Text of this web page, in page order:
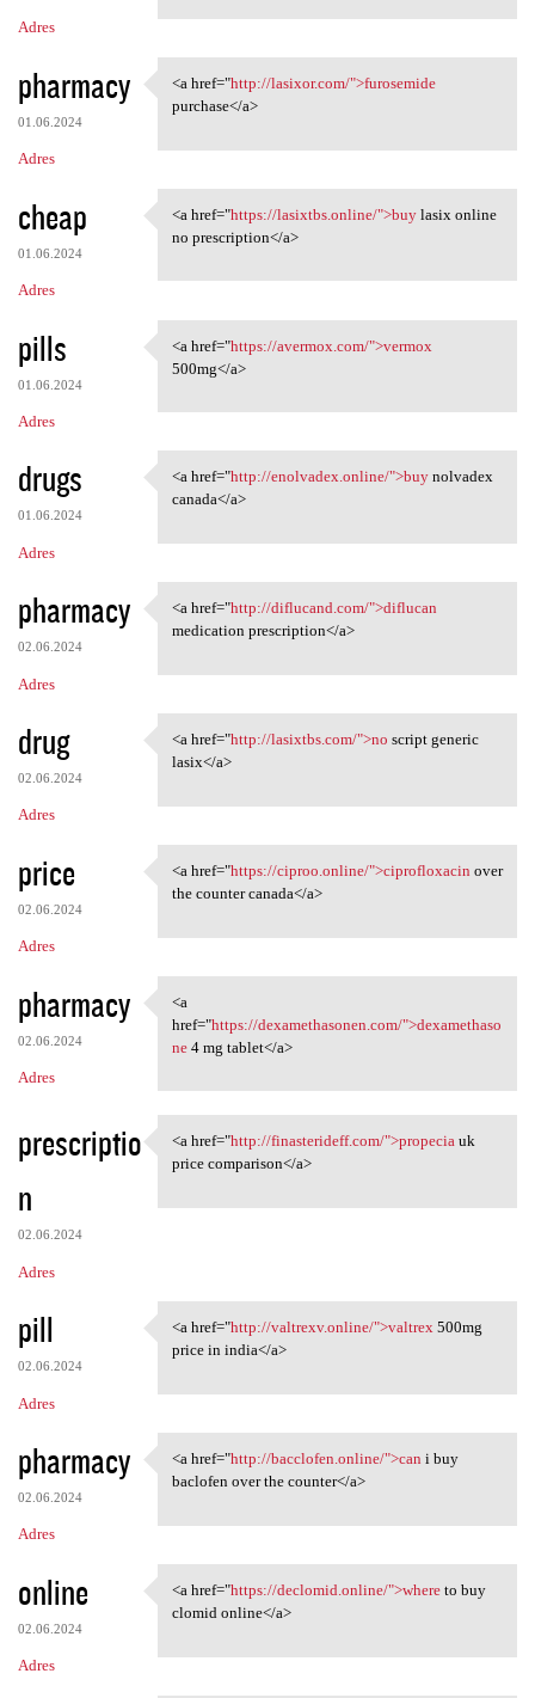
Adres
pharmacy
01.06.2024
Adres
<a href="http://lasixor.com/"
<a href="http://lasixor.com/">furosemide
purchase</a>
cheap
01.06.2024
Adres
<a href="https://lasixtbs
<a href="https://lasixtbs.online/">buylasix online
no prescription</a>
pills
01.06.2024
Adres
<a href="https://avermox.com/
<a href="https://avermox.com/">vermox
500mg</a>
drugs
01.06.2024
Adres
<a href="http://enolvadex
<a href="http://enolvadex.online/">buynolvadex
canada</a>
pharmacy
02.06.2024
Adres
<a href="http://diflucand.com
<a href="http://diflucand.com/">diflucan
medication prescription</a>
drug
02.06.2024
Adres
<a href="http://lasixtbs.com/
<a href="http://lasixtbs.com/">no script generic
lasix</a>
price
02.06.2024
Adres
<a href="https://ciproo
<a href="https://ciproo.online/">ciprofloxacin over
the counter canada</a>
pharmacy
02.06.2024
Adres
<a href="https:/
<a
href="https://dexamethasonen.com/">dexamethaso
ne4 mg tablet</a>
prescriptio
n
02.06.2024
Adres
<a href="http://finasterideff
<a href="http://finasterideff.com/">propeciauk
price comparison</a>
pill
02.06.2024
Adres
<a href="http://valtrexv
<a href="http://valtrexv.online/">valtrex500mg
price in india</a>
pharmacy
02.06.2024
Adres
<a href="http://bacclofen
<a href="http://bacclofen.online/">can i buy
baclofen over the counter</a>
online
02.06.2024
Adres
<a href="https://declomid
<a href="https://declomid.online/">whereto buy
clomid online</a>